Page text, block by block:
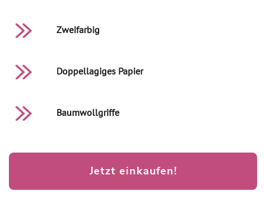
Zweifarbig
Doppellagiges Papier
Baumwollgriffe
Jetzt einkaufen!